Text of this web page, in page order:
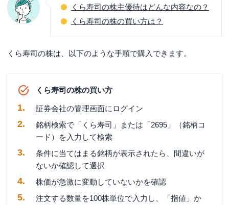
くら寿司の株主優待はどんな内容なの？
くら寿司の株の買い方は？
くら寿司の株は、以下のような手順で購入できます。
くら寿司の株の買い方
証券会社の管理画面にログイン
銘柄検索で「くら寿司」または「2695」（銘柄コ
ード）を入力して検索
条件に当てはまる銘柄が表示されたら、間違いが
ないか確認して選択
株価が急激に変動していないかを確認
注文する数量を100株単位で入力し、「指値」か